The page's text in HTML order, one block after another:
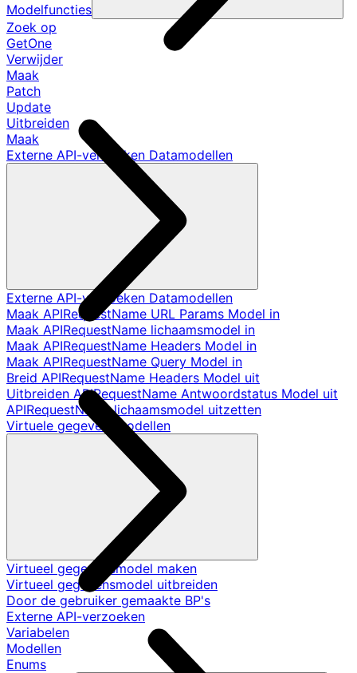
Modelfuncties
Zoek op
GetOne
Verwijder
Maak
Patch
Update
Uitbreiden
Maak
Externe API-verzoeken Datamodellen
Externe API-verzoeken Datamodellen
Maak APIRequestName URL Params Model in
Maak APIRequestName lichaamsmodel in
Maak APIRequestName Headers Model in
Maak APIRequestName Query Model in
Breid APIRequestName Headers Model uit
Uitbreiden APIRequestName Antwoordstatus Model uit
APIRequestName lichaamsmodel uitzetten
Virtuele gegevensmodellen
Virtueel gegevensmodel maken
Virtueel gegevensmodel uitbreiden
Door de gebruiker gemaakte BP's
Externe API-verzoeken
Variabelen
Modellen
Enums